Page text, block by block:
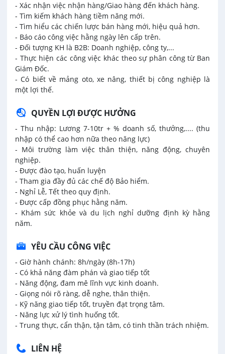
- Xác nhận việc nhận hàng/Giao hàng đến khách hàng.
- Tìm kiếm khách hàng tiềm năng mới.
- Tìm hiểu các chiến lược bán hàng mới, hiệu quả hơn.
- Báo cáo công việc hằng ngày lên cấp trên.
- Đối tượng KH là B2B: Doanh nghiệp, công ty,...
- Thực hiện các công việc khác theo sự phân công từ Ban
Giám Đốc.
- Có biết về mảng oto, xe nâng, thiết bị công nghiệp là
một lợi thế.
QUYỀN LỢI ĐƯỢC HƯỞNG
- Thu nhập: Lương 7-10tr + % doanh số, thưởng,.... (thu
nhập có thể cao hơn nữa theo năng lực)
- Môi trường làm việc thân thiện, năng động, chuyên
nghiệp.
- Được đào tạo, huấn luyện
- Tham gia đầy đủ các chế độ Bảo hiểm.
- Nghỉ Lễ, Tết theo quy định.
- Được cấp đồng phục hằng năm.
- Khám sức khỏe và du lịch nghỉ dưỡng định kỳ hằng
năm.
YÊU CẦU CÔNG VIỆC
- Giờ hành chánh: 8h/ngày (8h-17h)
- Có khả năng đàm phán và giao tiếp tốt
- Năng động, đam mê lĩnh vực kinh doanh.
- Giọng nói rõ ràng, dễ nghe, thân thiện.
- Kỹ năng giao tiếp tốt, truyền đạt trọng tâm.
- Năng lực xử lý tình huống tốt.
- Trung thực, cẩn thận, tận tâm, có tinh thần trách nhiệm.
LIÊN HỆ